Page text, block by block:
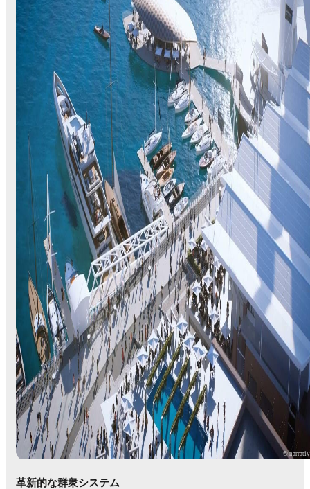
© narrativ
革新的な群衆システム